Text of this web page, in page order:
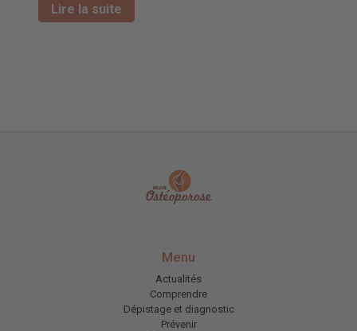
Lire la suite
Menu
Actualités
Comprendre
Dépistage et diagnostic
Prévenir